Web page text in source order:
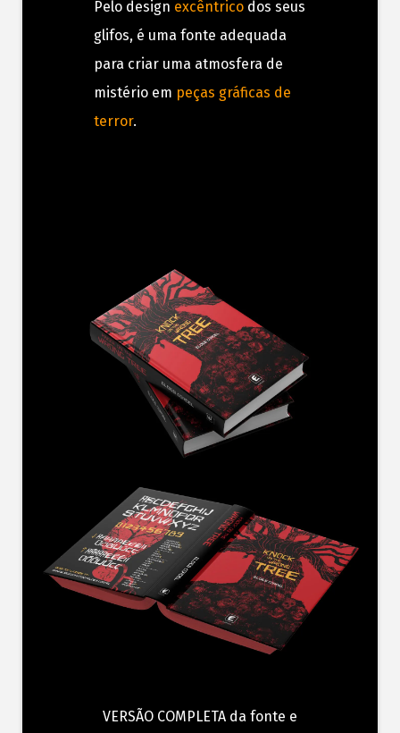
Pelo design excêntrico dos seus
glifos, é uma fonte adequada
para criar uma atmosfera de
mistério em peças gráficas de
terror.
VERSÃO COMPLETA da fonte e